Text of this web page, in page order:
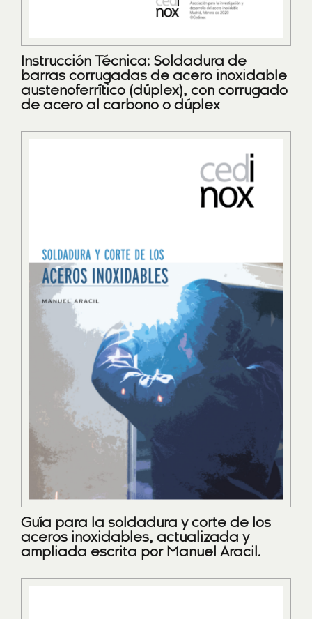
Instrucción Técnica: Soldadura de
barras corrugadas de acero inoxidable
austenoferrítico (dúplex), con corrugado
de acero al carbono o dúplex
Guía para la soldadura y corte de los
aceros inoxidables, actualizada y
ampliada escrita por Manuel Aracil.